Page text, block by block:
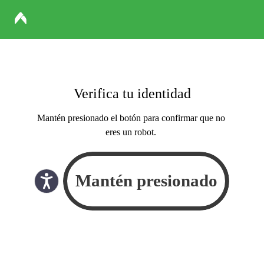
Verifica tu identidad
Mantén presionado el botón para confirmar que no
eres un robot.